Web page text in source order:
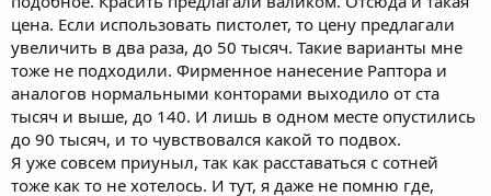
цена. Если использовать пистолет, то цену предлагали
увеличить в два раза, до 50 тысяч. Такие варианты мне
тоже не подходили. Фирменное нанесение Раптора и
аналогов нормальными конторами выходило от ста
тысяч и выше, до 140. И лишь в одном месте опустились
до 90 тысяч, и то чувствовался какой то подвох.
Я уже совсем приуныл, так как расставаться с сотней
тоже как то не хотелось. И тут, я даже не помню где,